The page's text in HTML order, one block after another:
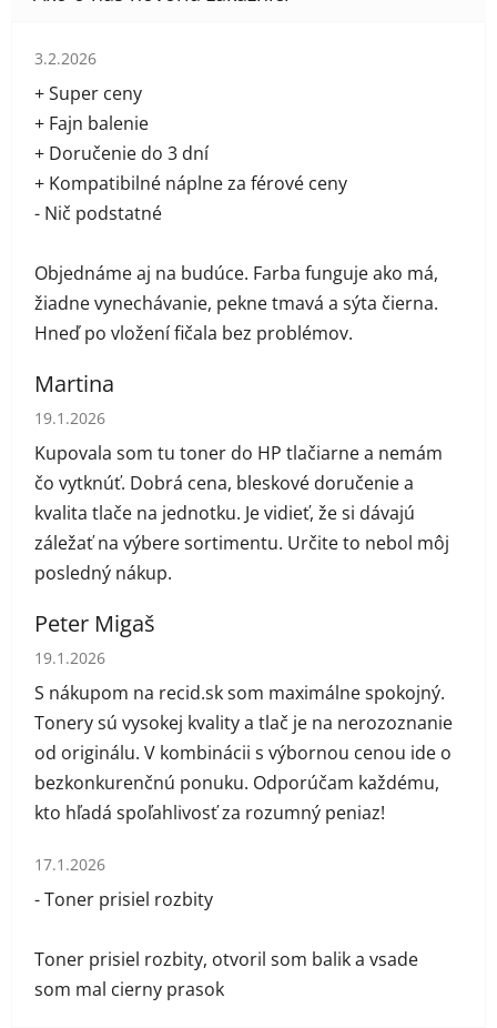
Hodnotenie obchodu je 5 z 5 hviezdičiek.
3.2.2026
+ Super ceny
+ Fajn balenie
+ Doručenie do 3 dní
+ Kompatibilné náplne za férové ceny
- Nič podstatné
Objednáme aj na budúce. Farba funguje ako má,
žiadne vynechávanie, pekne tmavá a sýta čierna.
Hneď po vložení fičala bez problémov.
Martina
Hodnotenie obchodu je 5 z 5 hviezdičiek.
19.1.2026
Kupovala som tu toner do HP tlačiarne a nemám
čo vytknúť. Dobrá cena, bleskové doručenie a
kvalita tlače na jednotku. Je vidieť, že si dávajú
záležať na výbere sortimentu. Určite to nebol môj
posledný nákup.
Peter Migaš
Hodnotenie obchodu je 5 z 5 hviezdičiek.
19.1.2026
S nákupom na recid.sk som maximálne spokojný.
Tonery sú vysokej kvality a tlač je na nerozoznanie
od originálu. V kombinácii s výbornou cenou ide o
bezkonkurenčnú ponuku. Odporúčam každému,
kto hľadá spoľahlivosť za rozumný peniaz!
Hodnotenie obchodu je 1 z 5 hviezdičiek.
17.1.2026
- Toner prisiel rozbity
Toner prisiel rozbity, otvoril som balik a vsade
som mal cierny prasok